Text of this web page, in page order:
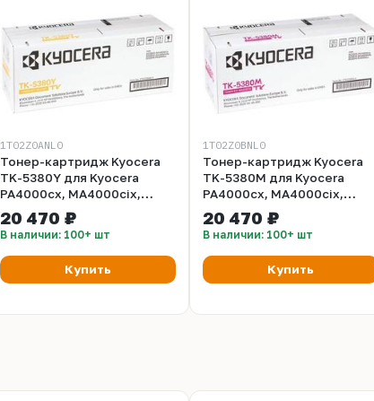
1T02Z0ANL0
Тонер-картридж Kyocera
TK-5380Y для Kyocera
PA4000cx, MA4000cix,
MA4000cifx 10 000стр.
Оригинальный
20 470 ₽
В наличии: 100+ шт
Купить
1T02Z0BNL0
Тонер-картридж Kyocera
TK-5380M для Kyocera
PA4000cx, MA4000cix,
MA4000cifx 10 000стр.
Оригинальный
20 470 ₽
В наличии: 100+ шт
Купить